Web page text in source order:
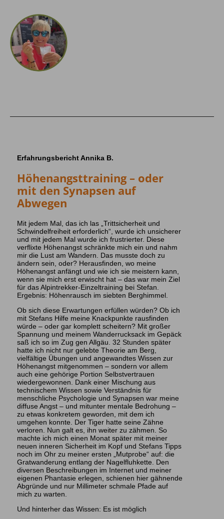
Erfahrungsbericht Annika B.
Höhenangsttraining – oder
mit den Synapsen auf
Abwegen
Mit jedem Mal, das ich las „Trittsicherheit und
Schwindelfreiheit erforderlich“, wurde ich unsicherer
und mit jedem Mal wurde ich frustrierter. Diese
verflixte Höhenangst schränkte mich ein und nahm
mir die Lust am Wandern. Das musste doch zu
ändern sein, oder? Herausfinden, wo meine
Höhenangst anfängt und wie ich sie meistern kann,
wenn sie mich erst erwischt hat – das war mein Ziel
für das Alpintrekker-Einzeltraining bei Stefan.
Ergebnis: Höhenrausch im siebten Berghimmel.
Ob sich diese Erwartungen erfüllen würden? Ob ich
mit Stefans Hilfe meine Knackpunkte rausfinden
würde – oder gar komplett scheitern? Mit großer
Spannung und meinem Wanderrucksack im Gepäck
saß ich so im Zug gen Allgäu. 32 Stunden später
hatte ich nicht nur gelebte Theorie am Berg,
vielfältige Übungen und angewandtes Wissen zur
Höhenangst mitgenommen – sondern vor allem
auch eine gehörige Portion Selbstvertrauen
wiedergewonnen. Dank einer Mischung aus
technischem Wissen sowie Verständnis für
menschliche Psychologie und Synapsen war meine
diffuse Angst – und mitunter mentale Bedrohung –
zu etwas konkretem geworden, mit dem ich
umgehen konnte. Der Tiger hatte seine Zähne
verloren. Nun galt es, ihn weiter zu zähmen. So
machte ich mich einen Monat später mit meiner
neuen inneren Sicherheit im Kopf und Stefans Tipps
noch im Ohr zu meiner ersten „Mutprobe“ auf: die
Gratwanderung entlang der Nagelfluhkette. Den
diversen Beschreibungen im Internet und meiner
eigenen Phantasie erlegen, schienen hier gähnende
Abgründe und nur Millimeter schmale Pfade auf
mich zu warten.
Und hinterher das Wissen: Es ist möglich